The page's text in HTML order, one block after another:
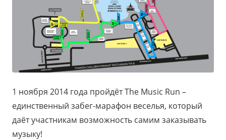
1 ноября 2014 года пройдёт The Music Run –
единственный забег-марафон веселья, который
даёт участникам возможность самим заказывать
музыку!